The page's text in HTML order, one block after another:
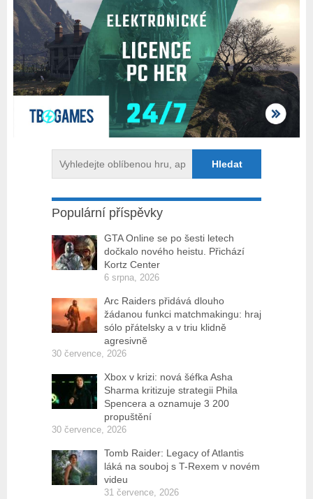
Populární příspěvky
GTA Online se po šesti letech
dočkalo nového heistu. Přichází
Kortz Center
6 srpna, 2026
Arc Raiders přidává dlouho
žádanou funkci matchmakingu: hraj
sólo přátelsky a v triu klidně
agresivně
30 července, 2026
Xbox v krizi: nová šéfka Asha
Sharma kritizuje strategii Phila
Spencera a oznamuje 3 200
propuštění
30 července, 2026
Tomb Raider: Legacy of Atlantis
láká na souboj s T-Rexem v novém
videu
31 července, 2026